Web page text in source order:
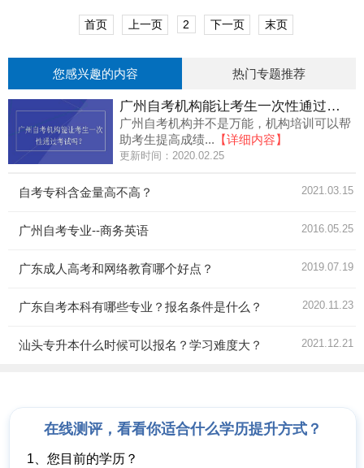
首页 上一页 2 下一页 末页
您感兴趣的内容 热门专题推荐
广州自考机构能让考生一次性通过考试吗？
广州自考机构并不是万能，机构培训可以帮
助考生提高成绩... 【详细内容】
更新时间：2020.02.25
自考专科含金量高不高？ 2021.03.15
广州自考专业--商务英语 2016.05.25
广东成人高考和网络教育哪个好点？ 2019.07.19
广东自考本科有哪些专业？报名条件是什么？ 2020.11.23
汕头专升本什么时候可以报名？学习难度大？ 2021.12.21
在线测评，看看你适合什么学历提升方式？
1、您目前的学历？